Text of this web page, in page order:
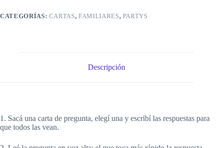
cantidad
CATEGORÍAS: CARTAS,FAMILIARES, PARTYS
Descripción
1. Sacá una carta de pregunta, elegí una y escribí las respuestas para
que todos las vean.